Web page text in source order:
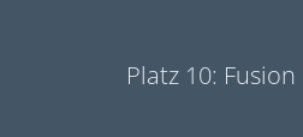
Platz 10: